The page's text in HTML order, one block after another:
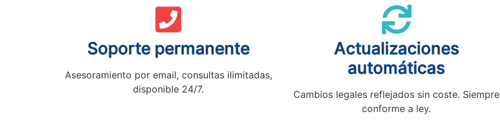
Soporte permanente
Asesoramiento por email, consultas ilimitadas,
disponible 24/7.
Actualizaciones
automáticas
Cambios legales reflejados sin coste. Siempre
conforme a ley.